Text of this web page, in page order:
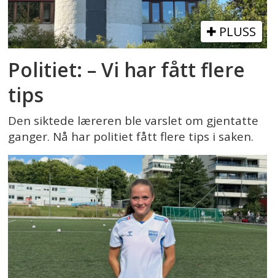
PLUSS
Politiet: – Vi har fått flere
tips
Den siktede læreren ble varslet om gjentatte
ganger. Nå har politiet fått flere tips i saken.